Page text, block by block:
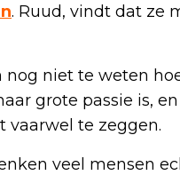
. Ruud, vindt dat ze
nog niet te weten
grote passie is,
vaarwel te zeggen.
veel mensen